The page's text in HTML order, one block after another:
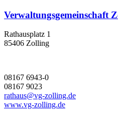
Verwaltungsgemeinschaft
Rathausplatz 1
85406 Zolling
08167 6943-0
08167 9023
rathaus@vg-zolling.de
www.vg-zolling.de